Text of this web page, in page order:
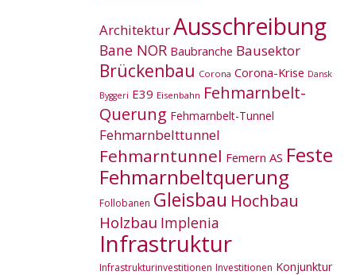
ArchitekturAusschreibung
Bane NOR Baubranche Bausektor
Brückenbau Corona Corona-Krise Dansk
Byggeri E39 Eisenbahn Fehmarnbelt-
Querung Fehmarnbelt-Tunnel
Fehmarnbelttunnel
Fehmarntunnel Femern AS Feste
Fehmarnbeltquerung
Follobanen Gleisbau Hochbau
Holzbau Implenia
Infrastruktur
Infrastrukturinvestitionen Investitionen Konjunktur